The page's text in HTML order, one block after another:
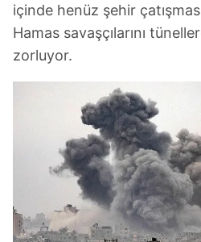
içinde henüz şehir
Hamas savaşçılarını
zorluyor.